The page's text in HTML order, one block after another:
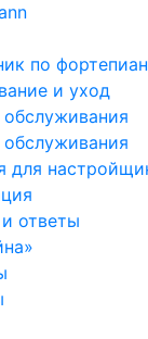
по
и уход
обслуживания
обслуживания
для
ответы